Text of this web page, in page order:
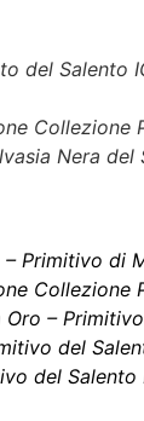
del Salento
Collezione
Nera del
Primitivo di
Collezione
Oro –
del
del Salento